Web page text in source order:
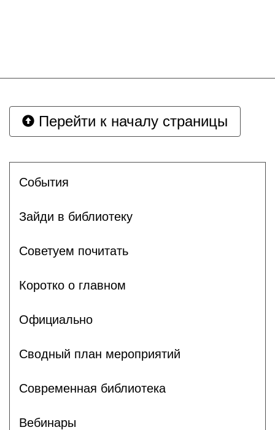
Перейти к началу страницы
События
Зайди в библиотеку
Советуем почитать
Коротко о главном
Официально
Сводный план мероприятий
Современная библиотека
Вебинары